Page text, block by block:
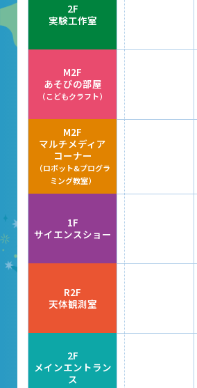
展望テラス・円形広場
スペースシアター
実験工作室
ミュージアムショップ
レストラン
あそびの部屋
マルチメディアコーナー
大村智名誉館長
サイエンスショーブース
多目的ホール
作品展
2F
実験工作室
M2F
あそびの部屋
（こどもクラフト）
M2F
マルチメディア
コーナー
（ロボット&プログラ
ミング教室）
1F
サイエンスショー
R2F
天体観測室
2F
メインエントラン
ス